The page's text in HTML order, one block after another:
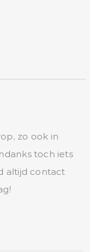
zo ook in
toch iets
altijd contact